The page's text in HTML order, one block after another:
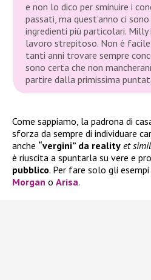
e non lo dico per sminuire i
passati, ma quest’anno ci
ingredienti più particolari.
lavoro strepitoso. Non è
tanti anni trovare sempre
sono certa che non
partire dalla primissima
Come sappiamo, la padrona di
sforza da sempre di individuare
anche “vergini” da reality et
è riuscita a spuntarla su vere e
pubblico. Per fare solo gli
Morgan o Arisa.